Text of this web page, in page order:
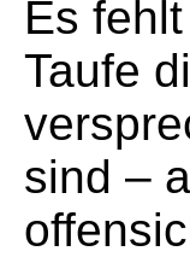
Es
Taufe
sind –